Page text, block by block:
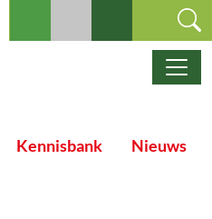
Kennisbank Nieuws